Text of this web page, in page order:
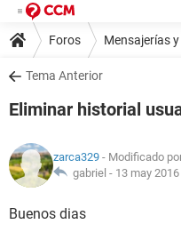
Foros Mensajerías
Tema Anterior
Eliminar historial
zarca329 - Modificado
gabriel - 13 may
Buenos dias